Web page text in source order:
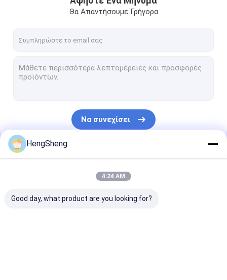
ιατρικές τσάντες αποβλήτων
Επαναχρησιμοποιήσιμες τσάντες πάγου
Τσάντες συσκευασίας ψωμιού
Πλαστικές τσάντες δώρων συνήθειας
Αυτοκόλλητη πλαστική τσάντα
Ziplock πλαστικές τσάντες
Θα Απαντήσουμε Γρήγορα
Να συνεχίσει
Οι Κατηγορίες Μας
HengSheng
4:24 AM
Good day, what product are you looking for?